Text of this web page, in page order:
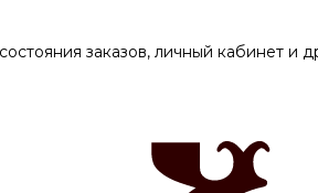
заказов, личный кабинет и